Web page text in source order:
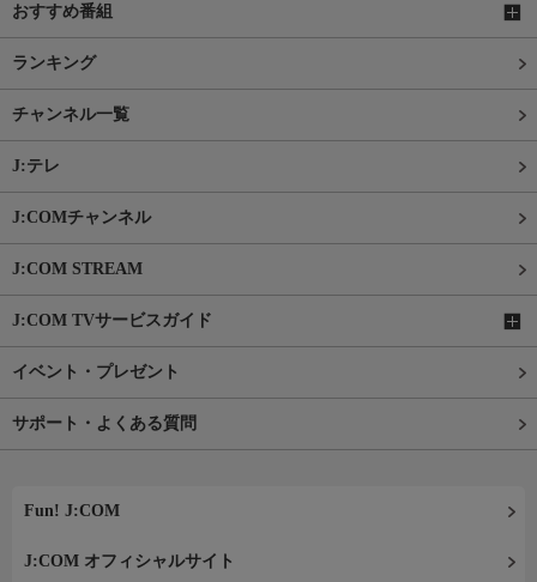
おすすめ番組
ランキング
チャンネル一覧
J:テレ
J:COMチャンネル
J:COM STREAM
J:COM TVサービスガイド
イベント・プレゼント
サポート・よくある質問
Fun! J:COM
J:COM オフィシャルサイト